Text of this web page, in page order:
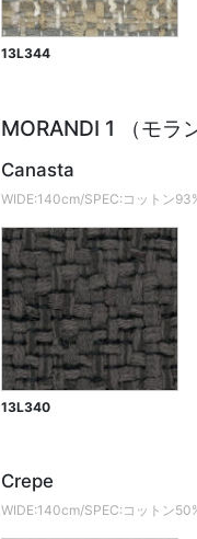
13L344
MORANDI 1 （モラ
Canasta
WIDE:140cm/SPEC:コットン
13L340
Crepe
WIDE:140cm/SPEC:コットン